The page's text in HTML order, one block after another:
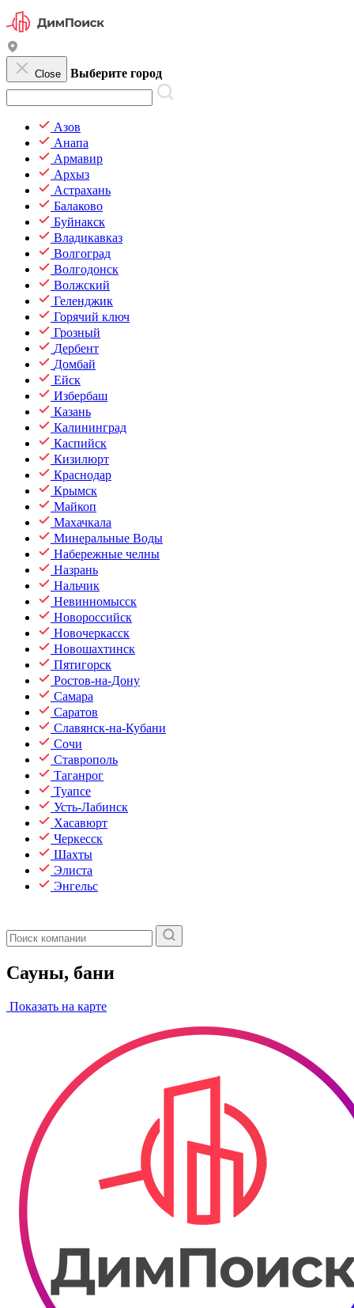
Close Выберите город
Азов
Анапа
Армавир
Архыз
Астрахань
Балаково
Буйнакск
Владикавказ
Волгоград
Волгодонск
Волжский
Геленджик
Горячий ключ
Грозный
Дербент
Домбай
Ейск
Избербаш
Казань
Калининград
Каспийск
Кизилюрт
Краснодар
Крымск
Майкоп
Махачкала
Минеральные Воды
Набережные челны
Назрань
Нальчик
Невинномысск
Новороссийск
Новочеркасск
Новошахтинск
Пятигорск
Ростов-на-Дону
Самара
Саратов
Славянск-на-Кубани
Сочи
Ставрополь
Таганрог
Туапсе
Усть-Лабинск
Хасавюрт
Черкесск
Шахты
Элиста
Энгельс
Сауны, бани
Показать на карте